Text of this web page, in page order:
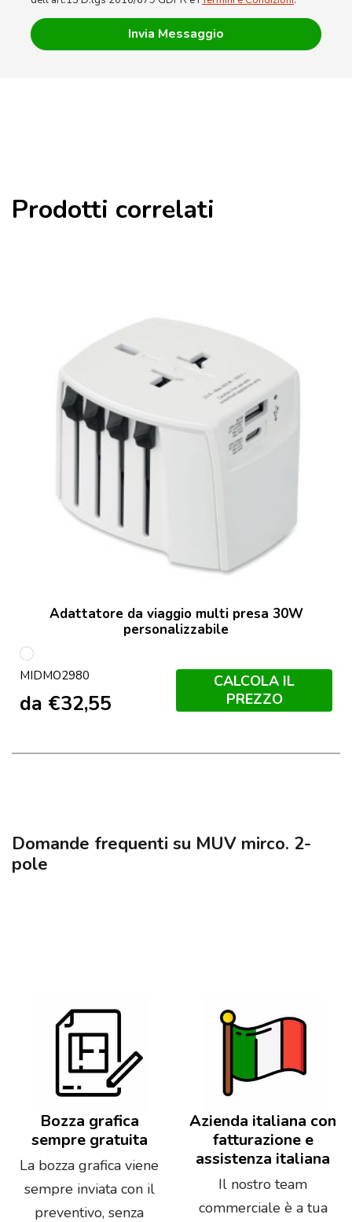
Prodotti correlati
Adattatore da viaggio multi presa 30W
personalizzabile
Bianco
MIDMO2980
da €32,55
CALCOLA IL
PREZZO
Domande frequenti su MUV mirco. 2-
pole
Bozza grafica
sempre gratuita
La bozza grafica viene
sempre inviata con il
preventivo, senza
Azienda italiana con
fatturazione e
assistenza italiana
Il nostro team
commerciale è a tua